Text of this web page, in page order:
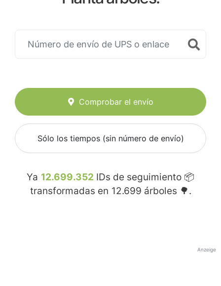
Comprobar el envío
Sólo los tiempos (sin número de envío)
Ya 12.699.352 IDs de seguimiento 📦
transformadas en 12.699 árboles 🌳.
Anzeige